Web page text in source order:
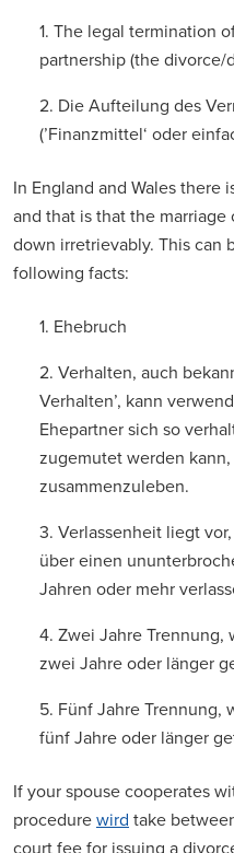
1. The legal termination
partnership (the divorce/
2. Die Aufteilung des
(’Finanzmittel‘ oder
In England and Wales there
and that is that the
down irretrievably. This can
following facts:
1. Ehebruch
2. Verhalten, auch
Verhalten’, kann
Ehepartner sich so
zugemutet werden
zusammenzuleben.
3. Verlassenheit liegt
über einen
Jahren oder mehr
4. Zwei Jahre Trennung,
zwei Jahre oder länger
5. Fünf Jahre Trennung,
fünf Jahre oder länger
If your spouse cooperates
procedurewird take
court fee for issuing a